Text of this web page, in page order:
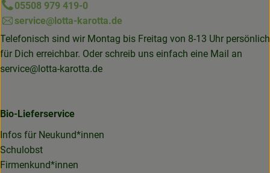
05508 979 419-0
service@lotta-karotta.de
Telefonisch sind wir Montag bis Freitag von 8-13 Uhr persönlich
für Dich erreichbar. Oder schreib uns einfach eine Mail an
service@lotta-karotta.de
Bio-Lieferservice
Infos für Neukund*innen
Schulobst
Firmenkund*innen